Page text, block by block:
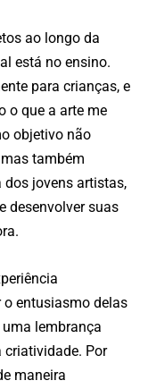
ao longo da
está no ensino.
para crianças, e
o que a arte me
objetivo não
também
jovens artistas,
desenvolver suas
o entusiasmo delas
lembrança
Por
maneira